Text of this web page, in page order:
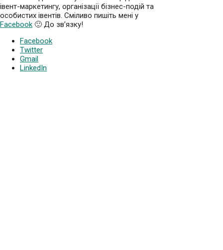
івент-маркетингу, організації бізнес-подій та
особистих івентів. Сміливо пишіть мені у
Facebook 🙂 До зв’язку!
Facebook
Twitter
Gmail
LinkedIn